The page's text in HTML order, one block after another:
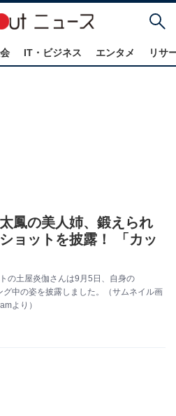
IT・ビジネス エンタメ リサ
鳳の美人姉、鍛えられ
ョットを披露！ 「カッ
の土屋炎伽さんは9月5日、自身の
中の姿を披露しました。（サムネイル画
より）